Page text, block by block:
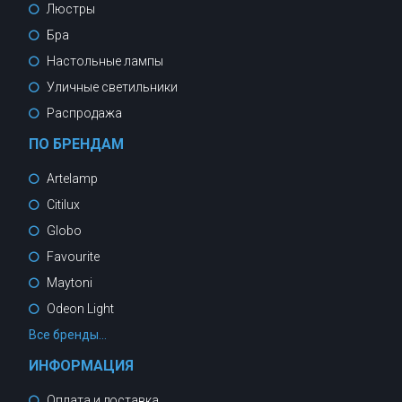
прозрачный
рельефный
основания
Возможность
подключения диммера
Люстры
Бра
Настольные лампы
Уличные светильники
Распродажа
ПО БРЕНДАМ
Artelamp
Citilux
Globo
Favourite
Maytoni
Odeon Light
Все бренды...
ИНФОРМАЦИЯ